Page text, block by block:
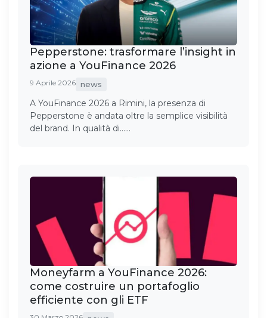
Pepperstone: trasformare l’insight in
azione a YouFinance 2026
9 Aprile 2026 news
A YouFinance 2026 a Rimini, la presenza di
Pepperstone è andata oltre la semplice visibilità
del brand. In qualità di……
Moneyfarm a YouFinance 2026:
come costruire un portafoglio
efficiente con gli ETF